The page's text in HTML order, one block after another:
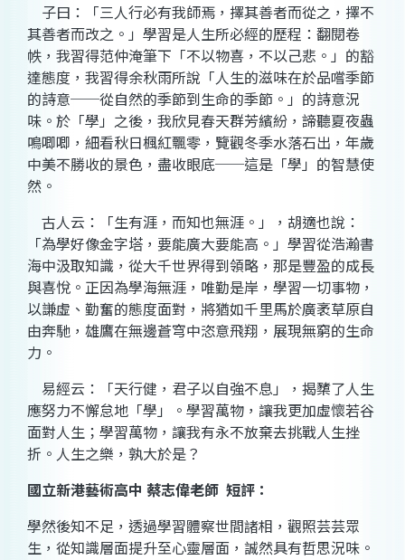
子曰：「三人行必有我師焉，擇其善者而從之，擇不
其善者而改之。」學習是人生所必經的歷程：翻閱卷
帙，我習得范仲淹筆下「不以物喜，不以己悲。」的豁
達態度，我習得余秋雨所說「人生的滋味在於品嚐季節
的詩意──從自然的季節到生命的季節。」的詩意況
味。於「學」之後，我欣見春天群芳繽紛，諦聽夏夜蟲
鳴唧唧，細看秋日楓紅飄零，覽觀冬季水落石出，年歲
中美不勝收的景色，盡收眼底──這是「學」的智慧使
然。
古人云：「生有涯，而知也無涯。」，胡適也說：
「為學好像金字塔，要能廣大要能高。」 學習從浩瀚書
海中汲取知識，從大千世界得到領略，那是豐盈的成長
與喜悅。正因為學海無涯，唯勤是岸， 學習一切事物，
以謙虛、勤奮的態度面對，將猶如千里馬於廣袤草原自
由奔馳，雄鷹在無邊蒼穹中恣意飛翔，展現無窮的生命
力。
易經云：「天行健，君子以自強不息」，揭櫫了人生
應努力不懈怠地 「學」。學習萬物，讓我更加虛懷若谷
面對人生；學習萬物，讓我有永不放棄去挑戰人生挫
折。人生之樂，孰大於是？
國立新港藝術高中 蔡志偉老師 短評：
學然後知不足，透過學習體察世間諸相，觀照芸芸眾
生，從知識層面提升至心靈層面，誠然具有哲思況味。